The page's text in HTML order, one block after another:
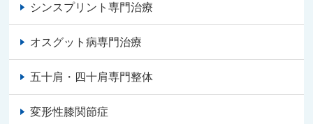
シンスプリント専門治療
オスグット病専門治療
五十肩・四十肩専門整体
変形性膝関節症